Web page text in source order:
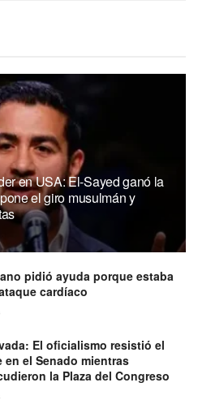
en USA: El-Sayed ganó la
el giro musulmán y
pidió ayuda porque estaba
cardíaco
El oficialismo resistió el
en el Senado mientras
la Plaza del Congreso